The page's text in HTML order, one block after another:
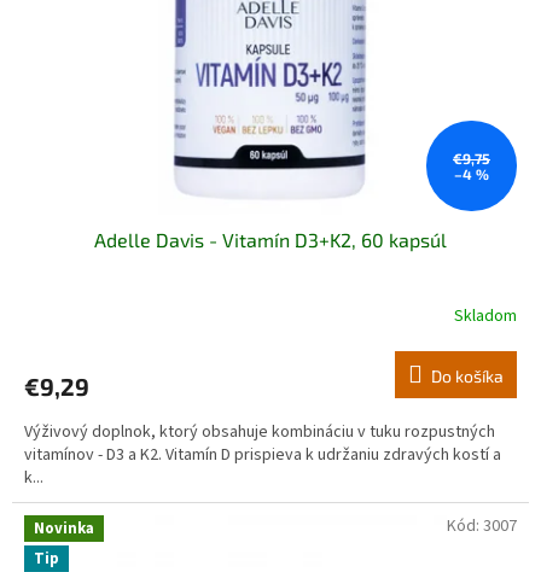
€9,75
–4 %
Adelle Davis - Vitamín D3+K2, 60 kapsúl
Skladom
€9,29 Do košíka
Výživový doplnok, ktorý obsahuje kombináciu v tuku rozpustných
vitamínov - D3 a K2. Vitamín D prispieva k udržaniu zdravých kostí a
k...
Novinka
Tip
Kód: 3007